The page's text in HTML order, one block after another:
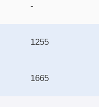
-
1255
1665